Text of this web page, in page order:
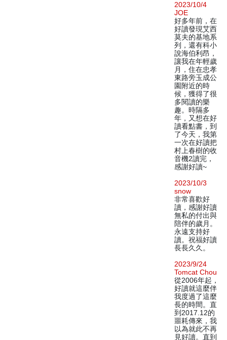
2023/10/4
JOE
好多年前，在
好讀發現艾西
莫夫的基地系
列，還有科小
說海伯利昂，
讓我在年輕歲
月，住在忠孝
東路旁玉成公
園附近的時
候，獲得了很
多閱讀的樂
趣。時隔多
年，又想在好
讀看點書，到
了今天，我第
一次在好讀把
村上春樹的收
音機2讀完，
感謝好讀~
2023/10/3
snow
非常喜歡好
讀，感謝好讀
無私的付出與
陪伴的歲月。
永遠支持好
讀。祝福好讀
長長久久。
2023/9/24
Tomcat Chou
從2006年起，
好讀就這麼伴
我度過了這麼
長的時間。直
到2017.12的
噩耗傳來，我
以為就此不再
見好讀。直到